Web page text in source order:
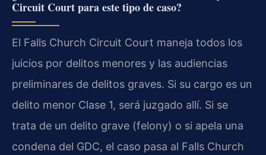
Circuit Court para este tipo de caso?
El Falls Church Circuit Court maneja todos los
juicios por delitos menores y las audiencias
preliminares de delitos graves. Si su cargo es un
delito menor Clase 1, será juzgado allí. Si se
trata de un delito grave (felony) o si apela una
condena del GDC, el caso pasa al Falls Church